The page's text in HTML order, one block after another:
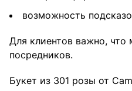
возможность
Для клиентов важно,
посредников.
Букет из 301 розы от